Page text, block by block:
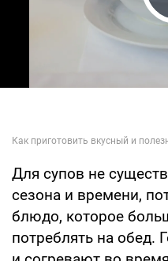
Для супов не
сезона и времени,
блюдо, которое
потреблять на